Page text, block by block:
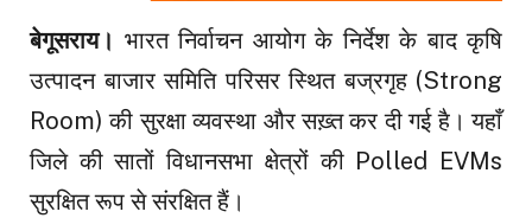
बेगूसराय। भारत निर्वाचन आयोग के निर्देश के बाद कृषि
उत्पादन बाजार समिति परिसर स्थित बज्रगृह (Strong
Room) की सुरक्षा व्यवस्था और सख़्त कर दी गई है। यहाँ
जिले की सातों विधानसभा क्षेत्रों की Polled EVMs
सुरक्षित रूप से संरक्षित हैं।